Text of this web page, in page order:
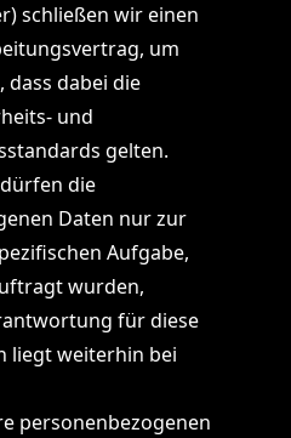
schließen wir einen
um
dass dabei die
und
gelten.
die
Daten nur zur
Aufgabe,
wurden,
für diese
liegt weiterhin bei
personenbezogenen